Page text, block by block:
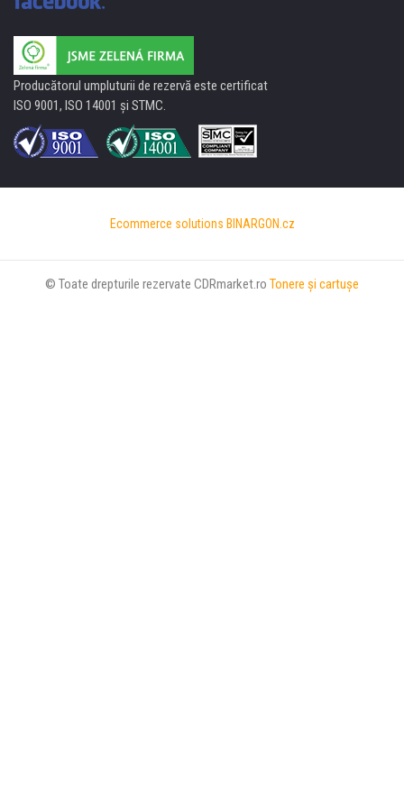
Producătorul umpluturii de rezervă este certificat
ISO 9001, ISO 14001 şi STMC.
Ecommerce solutions BINARGON.cz
© Toate drepturile rezervate CDRmarket.ro Tonere şi cartuşe